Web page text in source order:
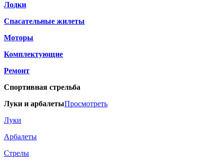
Лодки
Спасательные жилеты
Моторы
Комплектующие
Ремонт
Спортивная стрельба
Луки и арбалетыПросмотреть
Луки
Арбалеты
Стрелы